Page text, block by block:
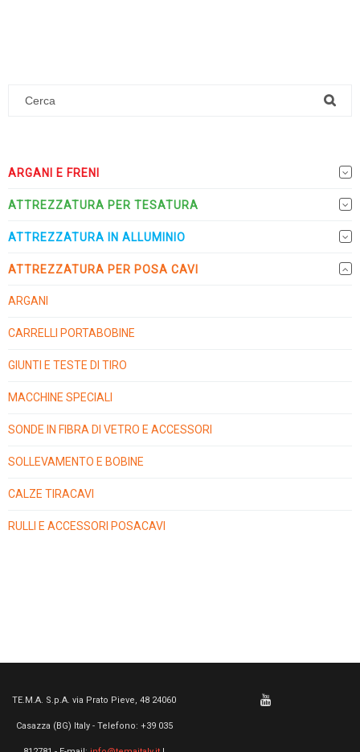
ARGANI E FRENI
ATTREZZATURA PER TESATURA
ATTREZZATURA IN ALLUMINIO
ATTREZZATURA PER POSA CAVI
ARGANI
CARRELLI PORTABOBINE
GIUNTI E TESTE DI TIRO
MACCHINE SPECIALI
SONDE IN FIBRA DI VETRO E ACCESSORI
SOLLEVAMENTO E BOBINE
CALZE TIRACAVI
RULLI E ACCESSORI POSACAVI
TE.M.A. S.p.A. via Prato Pieve, 48 24060
Casazza (BG) Italy - Telefono: +39 035